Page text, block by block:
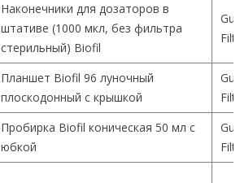
Наконечники для дозаторов в
штативе (1000 мкл, без фильтра
стерильный) Biofil
Планшет Biofil 96 луночный
плоскодонный с крышкой
Пробирка Biofil коническая 50 мл с
юбкой